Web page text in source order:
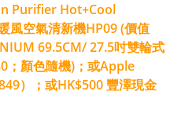
Purifier Hot+Cool
風空氣清新機HP09 (價值
69.5CM/ 27.5吋雙輪式
；顏色隨機)；或Apple
）；或HK$500 豐澤現金